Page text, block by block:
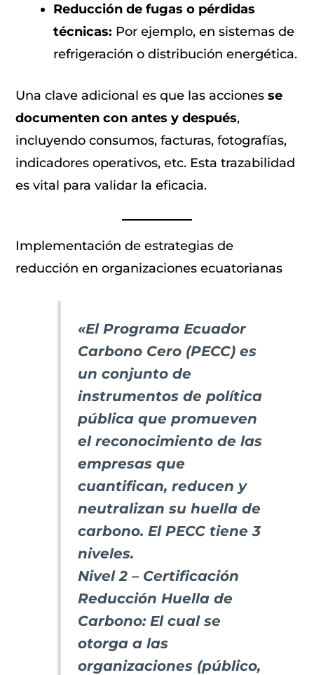
Reducción de fugas o pérdidas
técnicas: Por ejemplo, en sistemas de
refrigeración o distribución energética.
Una clave adicional es que las accionesse
documenten con antes y después,
incluyendo consumos, facturas, fotografías,
indicadores operativos, etc. Esta trazabilidad
es vital para validar la eficacia.
Implementación de estrategias de
reducción en organizaciones ecuatorianas
«El Programa Ecuador
Carbono Cero (PECC) es
un conjunto de
instrumentos de política
pública que promueven
el reconocimiento de las
empresas que
cuantifican, reducen y
neutralizan su huella de
carbono. El PECC tiene 3
niveles.
Nivel 2 – Certificación
Reducción Huella de
Carbono: El cual se
otorga a las
organizaciones (público,